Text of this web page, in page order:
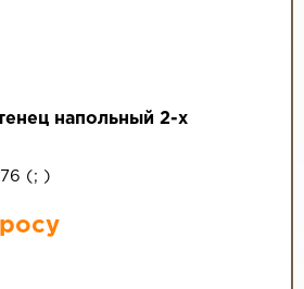
напольный 2-х
( ; )